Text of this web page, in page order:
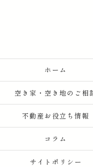
ホーム
空き家・空き地のご相
不動産お役立ち情報
コラム
サイトポリシー